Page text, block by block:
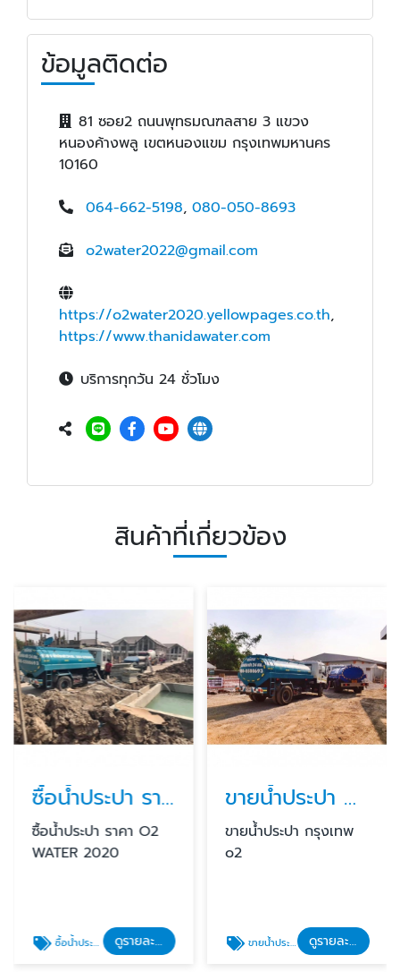
ข้อมูลติดต่อ
81 ซอย2 ถนนพุทธมณฑลสาย 3 แขวง
หนองค้างพลู เขตหนองแขม กรุงเทพมหานคร
10160
064-662-5198, 080-050-8693
o2water2022@gmail.com
https://o2water2020.yellowpages.co.th,
https://www.thanidawater.com
บริการทุกวัน 24 ชั่วโมง
สินค้าที่เกี่ยวข้อง
ซื้อน้ำประปา ราคา
ซื้อน้ำประปา ราคา O2
WATER 2020
ซื้อน้ำประปา ราคา ดูรายละเอียด
ขายน้ำประปา กรุงเทพ
ขายน้ําประปา กรุงเทพ
o2
ขายน้ําประปา กรุงเทพ ดูรายละเอียด